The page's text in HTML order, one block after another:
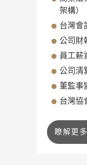
架構）
台灣會
公司財
員工薪
公司清
董監事
台灣協
瞭解更多